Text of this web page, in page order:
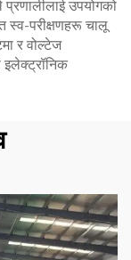
उपयोगको
स्व-परीक्षणहरू चालू
र वोल्टेज
इलेक्ट्रॉनिक